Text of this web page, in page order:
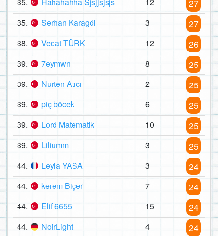
35. Hahahahha Sjsjjsjsjs 12 27
35. Serhan Karagöl 3 27
38. Vedat TÜRK 12 26
39. 7eymwn 8 25
39. Nurten Atıcı 2 25
39. piç böcek 6 25
39. Lord Matematik 10 25
39. Liliumm 3 25
44. Leyla YASA 3 24
44. kerem Biçer 7 24
44. Elif 6655 15 24
44. NoirLight 4 24